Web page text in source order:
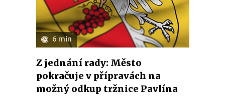
6 min
Z jednání rady: Město
pokračuje v přípravách na
možný odkup tržnice Pavlína